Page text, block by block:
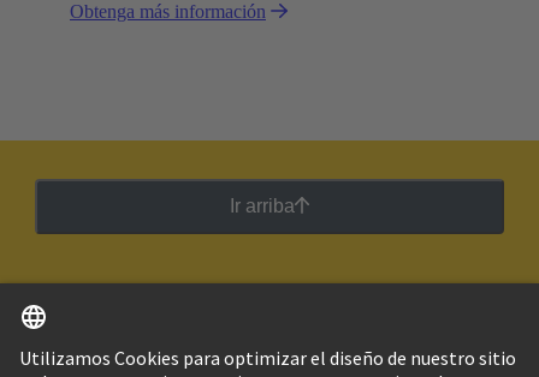
Obtenga más información
Ir arriba
Argentina Español